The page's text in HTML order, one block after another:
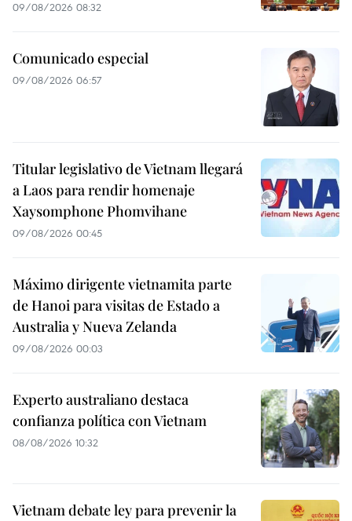
09/08/2026 08:32
Comunicado especial
09/08/2026 06:57
Titular legislativo de Vietnam llegará
a Laos para rendir homenaje
Xaysomphone Phomvihane
09/08/2026 00:45
Máximo dirigente vietnamita parte
de Hanoi para visitas de Estado a
Australia y Nueva Zelanda
09/08/2026 00:03
Experto australiano destaca
confianza política con Vietnam
08/08/2026 10:32
Vietnam debate ley para prevenir la